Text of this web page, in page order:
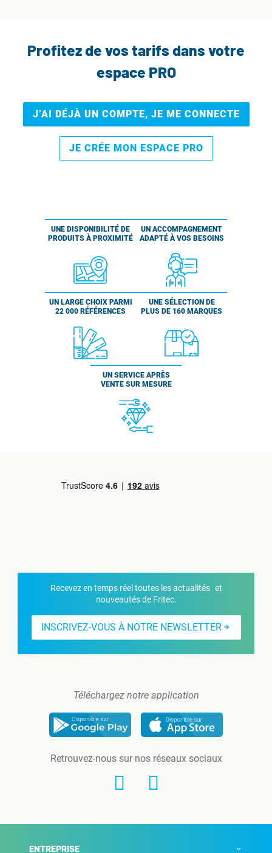
Profitez de vos tarifs dans votre
espace PRO
J’AI DÉJÀ UN COMPTE, JE ME CONNECTE
JE CRÉE MON ESPACE PRO
UNE DISPONIBILITÉ DE
PRODUITS À PROXIMITÉ
UN ACCOMPAGNEMENT
ADAPTÉ À VOS BESOINS
UN LARGE CHOIX PARMI
22 000 RÉFÉRENCES
UNE SÉLECTION DE
PLUS DE 160 MARQUES
UN SERVICE APRÈS
VENTE SUR MESURE
Recevez en temps réel toutes les actualités et
nouveautés de Fritec.
INSCRIVEZ-VOUS À NOTRE NEWSLETTER
Téléchargez notre application
Retrouvez-nous sur nos réseaux sociaux
ENTREPRISE